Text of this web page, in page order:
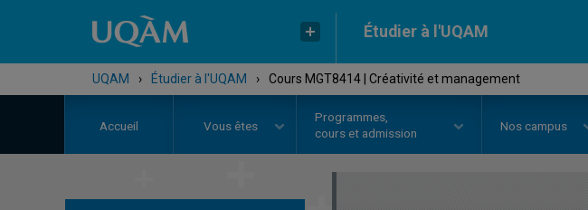
Étudier à l'UQAM
UQAM › Étudier à l'UQAM › Cours MGT8414 | Créativité et management
Accueil Vous êtes
Programmes,
cours et admission
Nos campus